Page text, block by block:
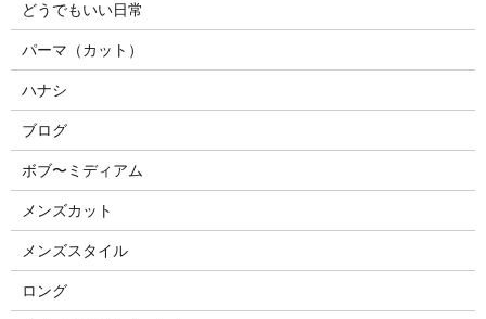
どうでもいい日常
パーマ（カット）
ハナシ
ブログ
ボブ〜ミディアム
メンズカット
メンズスタイル
ロング